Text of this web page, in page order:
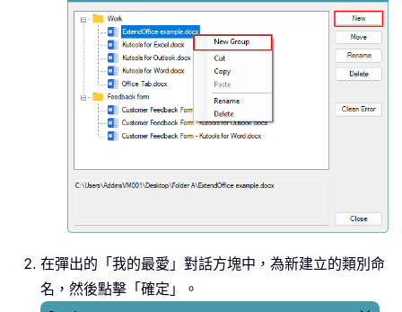
在彈出的「我的最愛」對話方塊中，為新建立的類別命
名，然後點擊「確定」。